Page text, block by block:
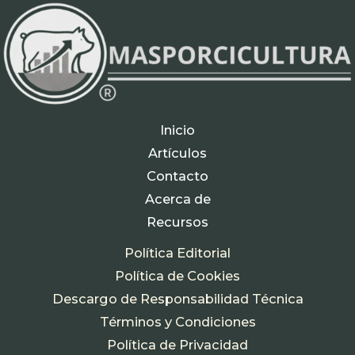
Inicio
Artículos
Contacto
Acerca de
Recursos
Política Editorial
Política de Cookies
Descargo de Responsabilidad Técnica
Términos y Condiciones
Política de Privacidad